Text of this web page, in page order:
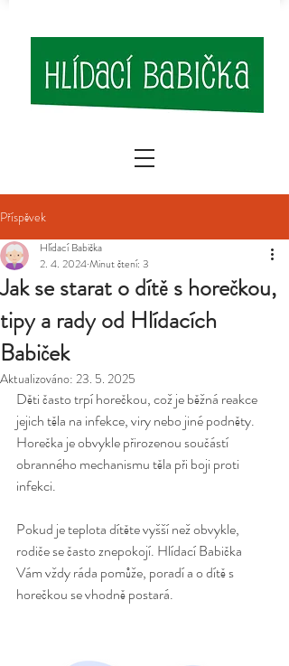
Příspěvek
Jak se starat o dítě s horečkou,
tipy a rady od Hlídacích
Babiček
Hlídací Babička
2. 4. 2024Minut čtení: 3
Aktualizováno: 23. 5. 2025
Děti často trpí horečkou, což je běžná reakce
jejich těla na infekce, viry nebo jiné podněty.
Horečka je obvykle přirozenou součástí
obranného mechanismu těla při boji proti
infekci.
Pokud je teplota dítěte vyšší než obvykle,
rodiče se často znepokojí. Hlídací Babička
Vám vždy ráda pomůže, poradí a o dítě s
horečkou se vhodně postará.